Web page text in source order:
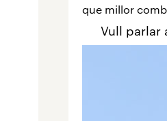
que millor
Vull parlar